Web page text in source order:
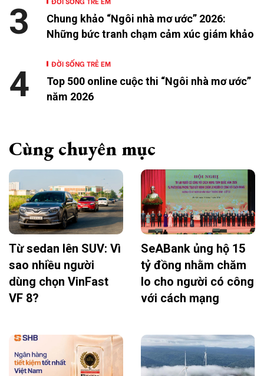
Chung khảo “Ngôi nhà mơ ước” 2026:
Những bức tranh chạm cảm xúc giám khảo
3
ĐỜI SỐNG TRẺ EM
Top 500 online cuộc thi “Ngôi nhà mơ ước”
năm 2026
4
Cùng chuyên mục
Từ sedan lên SUV: Vì
sao nhiều người
dùng chọn VinFast
VF 8?
SeABank ủng hộ 15
tỷ đồng nhằm chăm
lo cho người có công
với cách mạng